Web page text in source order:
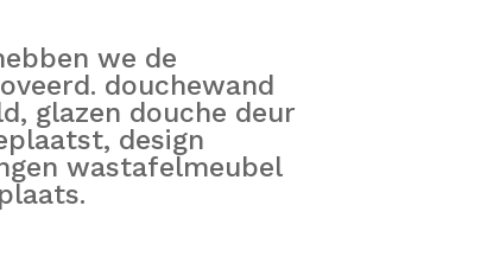
we de
douchewand
glazen douche deur
design
wastafelmeubel